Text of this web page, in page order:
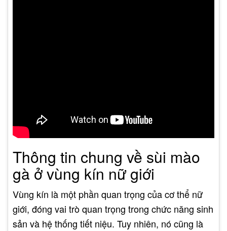
Thông tin chung về sùi mào
gà ở vùng kín nữ giới
Vùng kín là một phần quan trọng của cơ thể nữ
giới, đóng vai trò quan trọng trong chức năng sinh
sản và hệ thống tiết niệu. Tuy nhiên, nó cũng là